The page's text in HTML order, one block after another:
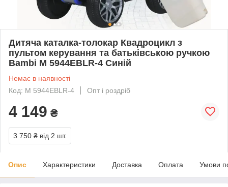
Дитяча каталка-толокар Квадроцикл з
пультом керування та батьківською ручкою
Bambi M 5944EBLR-4 Синій
Немає в наявності
Код: M 5944EBLR-4
Опт і роздріб
4 149 ₴
3 750 ₴ від 2 шт.
Опис Характеристики Доставка Оплата Умови